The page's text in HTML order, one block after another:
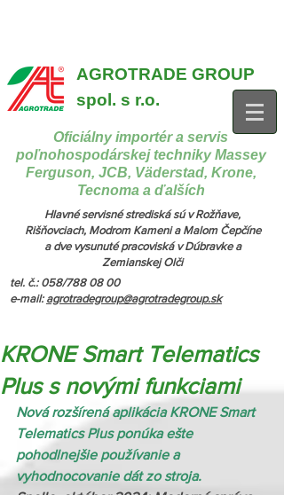
AGROTRADE GROUP
spol. s r.o.
Oficiálny importér a servis
poľnohospodárskej techniky Massey
Ferguson, JCB, Väderstad, Krone,
Tecnoma a ďalších
Hlavné servisné strediská sú v Rožňave,
Rišňovciach, Modrom Kameni a Malom Čepčíne
a dve vysunuté pracoviská v Dúbravke a
Zemianskej Olči
tel. č.: 058/788 08 00
e-mail: agrotradegroup@agrotradegroup.sk
KRONE Smart Telematics
Plus s novými funkciami
Nová rozšírená aplikácia KRONE Smart
Telematics Plus ponúka ešte
pohodlnejšie používanie a
vyhodnocovanie dát zo stroja.